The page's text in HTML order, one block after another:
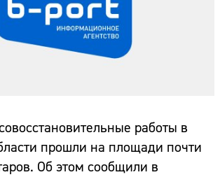
работы в
прошли на площади почти
Об этом сообщили в